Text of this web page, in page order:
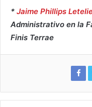
* Jaime Phillips
Administrativo en la
Finis Terrae